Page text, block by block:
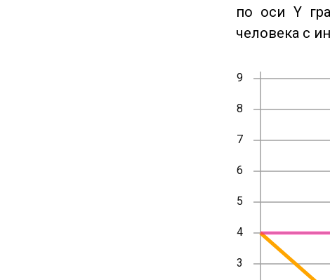
по оси Y
человека с